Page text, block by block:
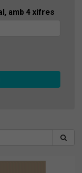
amb 4 xifres